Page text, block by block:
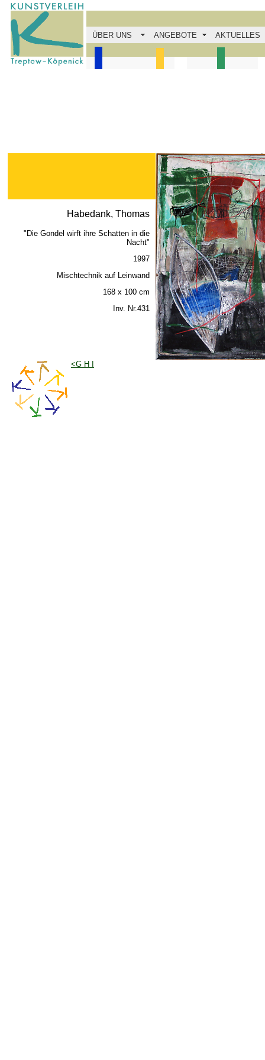
ÜBER UNS ANGEBOTE AKTUELLES
Habedank, Thomas
"Die Gondel wirft ihre Schatten in die
Nacht"
1997
Mischtechnik auf Leinwand
168 x 100 cm
Inv. Nr.431
<G H I